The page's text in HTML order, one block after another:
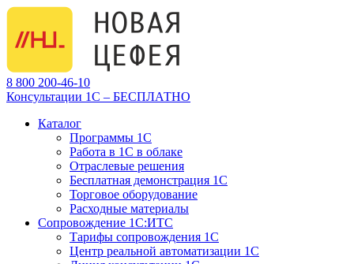
8 800 200-46-10
Консультации 1С – БЕСПЛАТНО
Каталог
Программы 1С
Работа в 1С в облаке
Отраслевые решения
Бесплатная демонстрация 1С
Торговое оборудование
Расходные материалы
Сопровождение 1С:ИТС
Тарифы сопровождения 1С
Центр реальной автоматизации 1С